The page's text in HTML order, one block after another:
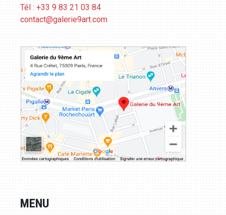
Tél : +33 9 83 21 03 84
contact@galerie9art.com
MENU